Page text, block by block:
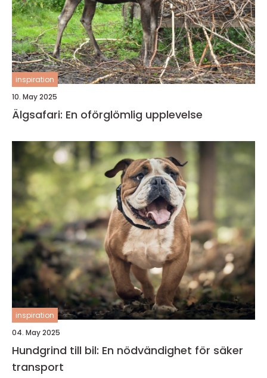
inspiration
10. May 2025
Älgsafari: En oförglömlig upplevelse
inspiration
04. May 2025
Hundgrind till bil: En nödvändighet för säker
transport